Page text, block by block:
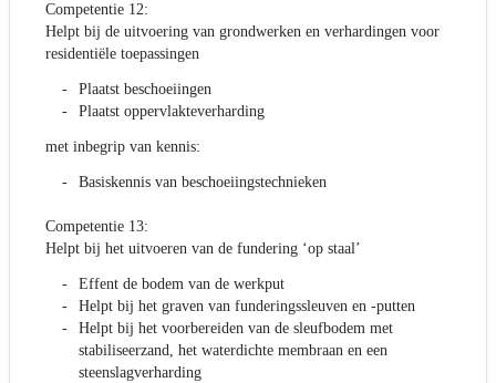
Competentie 12:
Helpt bij de uitvoering van grondwerken en verhardingen voor
residentiële toepassingen
Plaatst beschoeiingen
Plaatst oppervlakteverharding
met inbegrip van kennis:
Basiskennis van beschoeiingstechnieken
Competentie 13:
Helpt bij het uitvoeren van de fundering ‘op staal’
Effent de bodem van de werkput
Helpt bij het graven van funderingssleuven en -putten
Helpt bij het voorbereiden van de sleufbodem met
stabiliseerzand, het waterdichte membraan en een
steenslagverharding